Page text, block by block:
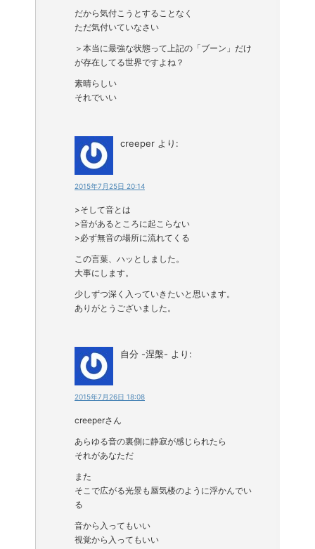
だから気付こうとすることなく
ただ気付いていなさい
＞本当に最強な状態って上記の「ブーン」だけ
が存在してる世界ですよね？
素晴らしい
それでいい
creeper より:
2015年7月25日 20:14
>そして音とは
>音があるところに起こらない
>必ず無音の場所に流れてくる
この言葉、ハッとしました。
大事にします。
少しずつ深く入っていきたいと思います。
ありがとうございました。
自分 -涅槃- より:
2015年7月26日 18:08
creeperさん
あらゆる音の裏側に静寂が感じられたら
それがあなただ
また
そこで広がる光景も蜃気楼のように浮かんでい
る
音から入ってもいい
視覚から入ってもいい